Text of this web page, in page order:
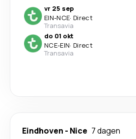
vr 25 sep
EIN-NCE· Direct
Transavia
do 01 okt
NCE-EIN· Direct
Transavia
Eindhoven - Nice 7 dagen